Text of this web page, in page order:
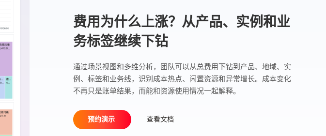
费用为什么上涨？从产品、实例和业
务标签继续下钻
通过场景视图和多维分析，团队可以从总费用下钻到产品、地域、实
例、标签和业务线，识别成本热点、闲置资源和异常增长。成本变化
不再只是账单结果，而能和资源使用情况一起解释。
预约演示 查看文档